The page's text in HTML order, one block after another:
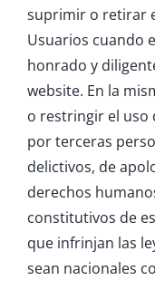
suprimir o retirar
Usuarios cuando
honrado y
website. En la
o restringir el uso
por terceras
delictivos, de
derechos
constitutivos de
que infrinjan las
sean nacionales